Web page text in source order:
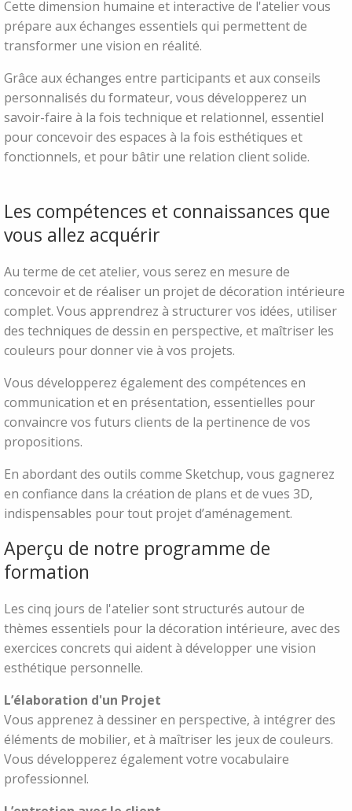
Cette dimension humaine et interactive de l'atelier vous
prépare aux échanges essentiels qui permettent de
transformer une vision en réalité.
Grâce aux échanges entre participants et aux conseils
personnalisés du formateur, vous développerez un
savoir-faire à la fois technique et relationnel, essentiel
pour concevoir des espaces à la fois esthétiques et
fonctionnels, et pour bâtir une relation client solide.
Les compétences et connaissances que
vous allez acquérir
Au terme de cet atelier, vous serez en mesure de
concevoir et de réaliser un projet de décoration intérieure
complet. Vous apprendrez à structurer vos idées, utiliser
des techniques de dessin en perspective, et maîtriser les
couleurs pour donner vie à vos projets.
Vous développerez également des compétences en
communication et en présentation, essentielles pour
convaincre vos futurs clients de la pertinence de vos
propositions.
En abordant des outils comme Sketchup, vous gagnerez
en confiance dans la création de plans et de vues 3D,
indispensables pour tout projet d’aménagement.
Aperçu de notre programme de
formation
Les cinq jours de l'atelier sont structurés autour de
thèmes essentiels pour la décoration intérieure, avec des
exercices concrets qui aident à développer une vision
esthétique personnelle.
L’élaboration d'un Projet
Vous apprenez à dessiner en perspective, à intégrer des
éléments de mobilier, et à maîtriser les jeux de couleurs.
Vous développerez également votre vocabulaire
professionnel.